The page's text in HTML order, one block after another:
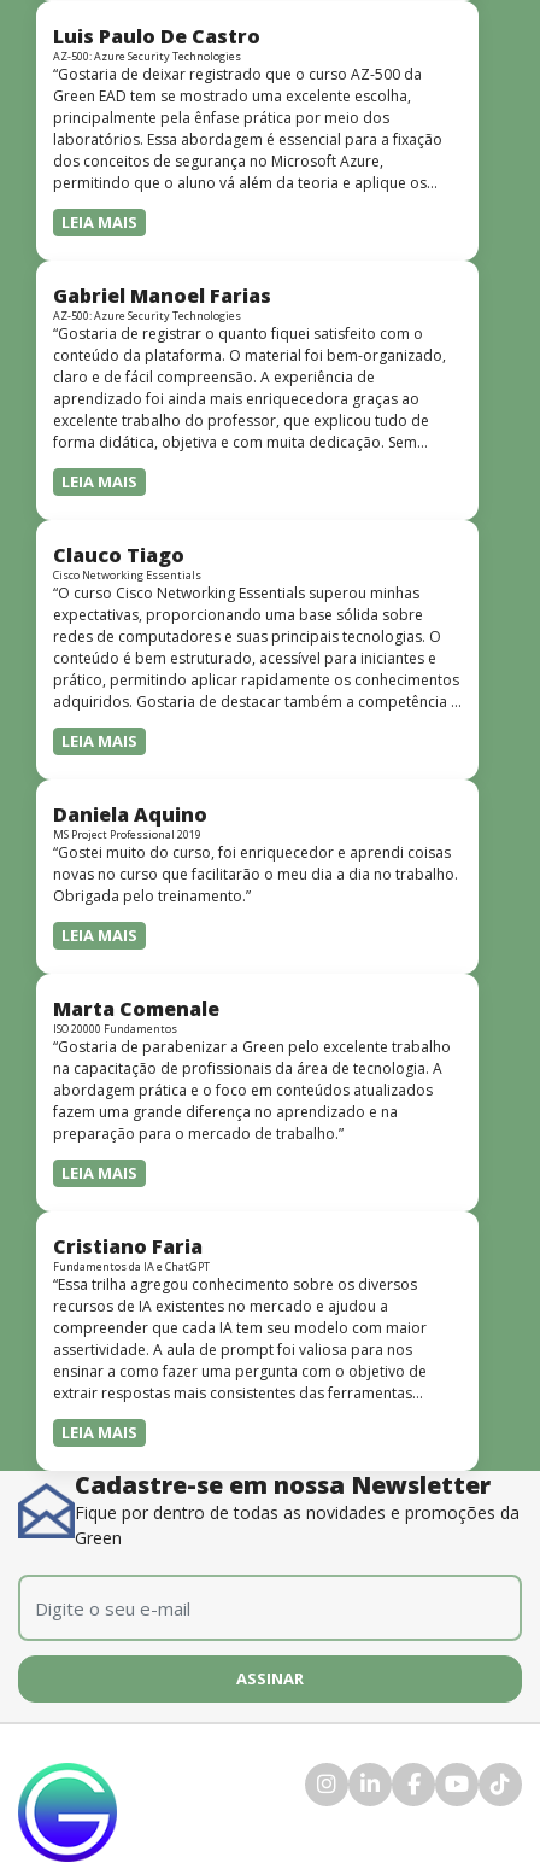
Luis Paulo De Castro
AZ-500: Azure Security Technologies
“Gostaria de deixar registrado que o curso AZ-500 da
Green EAD tem se mostrado uma excelente escolha,
principalmente pela ênfase prática por meio dos
laboratórios. Essa abordagem é essencial para a fixação
dos conceitos de segurança no Microsoft Azure,
permitindo que o aluno vá além da teoria e aplique os
conhecimentos em cenários reais e simulados. Outro
ponto muito positivo é a didática do curso. O conteúdo é
quem não tem uma bagagem técnica muito avançada.”
LEIA MAIS
Gabriel Manoel Farias
AZ-500: Azure Security Technologies
“Gostaria de registrar o quanto fiquei satisfeito com o
conteúdo da plataforma. O material foi bem-organizado,
claro e de fácil compreensão. A experiência de
aprendizado foi ainda mais enriquecedora graças ao
excelente trabalho do professor, que explicou tudo de
forma didática, objetiva e com muita dedicação. Sem
dúvida, foi uma jornada de muito aprendizado!”
LEIA MAIS
Clauco Tiago
Cisco Networking Essentials
“O curso Cisco Networking Essentials superou minhas
expectativas, proporcionando uma base sólida sobre
redes de computadores e suas principais tecnologias. O
conteúdo é bem estruturado, acessível para iniciantes e
prático, permitindo aplicar rapidamente os conhecimentos
adquiridos. Gostaria de destacar também a competência e
o conhecimento técnico do instrutor Peterson, que
demonstrou total domínio do assunto e soube explicar
dinâmicas e envolventes. Recomendo o curso para todos
que desejam iniciar ou aprofundar seus conhecimentos em
redes!”
LEIA MAIS
Daniela Aquino
MS Project Professional 2019
“Gostei muito do curso, foi enriquecedor e aprendi coisas
novas no curso que facilitarão o meu dia a dia no trabalho.
Obrigada pelo treinamento.”
LEIA MAIS
Marta Comenale
ISO 20000 Fundamentos
“Gostaria de parabenizar a Green pelo excelente trabalho
na capacitação de profissionais da área de tecnologia. A
abordagem prática e o foco em conteúdos atualizados
fazem uma grande diferença no aprendizado e na
preparação para o mercado de trabalho.”
LEIA MAIS
Cristiano Faria
Fundamentos da IA e ChatGPT
“Essa trilha agregou conhecimento sobre os diversos
recursos de IA existentes no mercado e ajudou a
compreender que cada IA tem seu modelo com maior
assertividade. A aula de prompt foi valiosa para nos
ensinar a como fazer uma pergunta com o objetivo de
extrair respostas mais consistentes das ferramentas
disponíveis. O instrutor também é muito bom, além de
dominar o conteúdo, possui uma didática que incentiva o
LEIA MAIS
Cadastre-se em nossa Newsletter
Fique por dentro de todas as novidades e promoções da
Green
E-mail